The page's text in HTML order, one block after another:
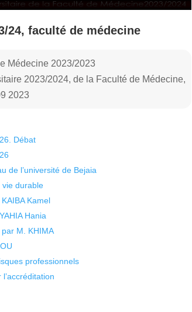
24, faculté de médecine
Médecine 2023/2023
2023/2024, de la Faculté de Médecine,
2023
Débat
de l’université de Bejaia
vie durable
Kamel
Hania
M. KHIMA
professionnels